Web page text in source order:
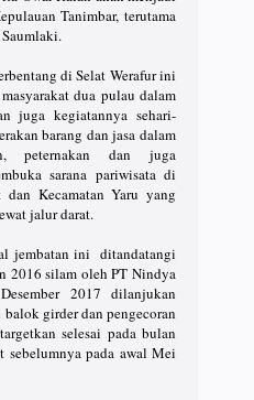
Tanimbar, terutama
di Selat Werafur ini
dua pulau dalam
juga kegiatannya sehari-
barang dan jasa dalam
peternakan dan juga
sarana pariwisata di
Kecamatan Yaru yang
jalur darat.
jembatan ini ditandatangi
2016 silam oleh PT Nindya
2017 dilanjukan
balok girder dan pengecoran
selesai pada bulan
sebelumnya pada awal Mei